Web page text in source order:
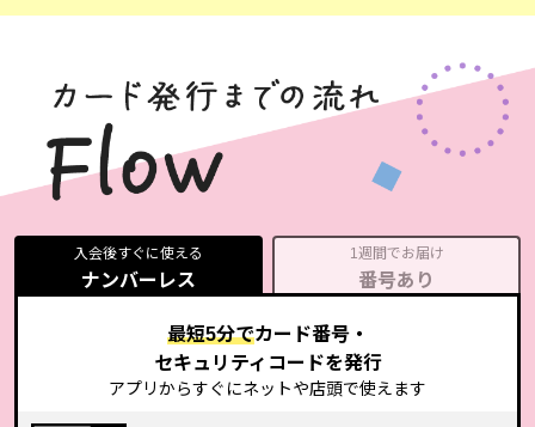
入会後すぐに使える
ナンバーレス
1週間でお届け
番号あり
最短5分でカード番号・
セキュリティコードを発行
アプリからすぐにネットや店頭で使えます